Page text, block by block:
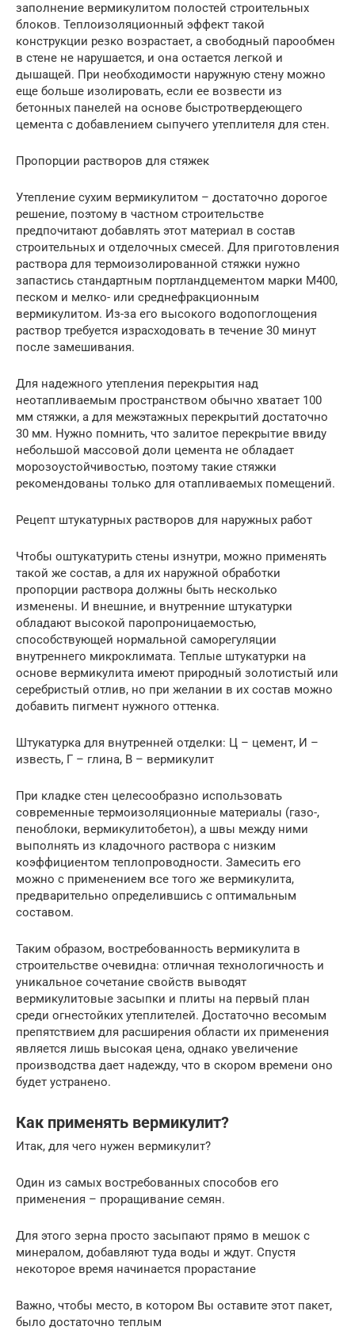
заполнение вермикулитом полостей строительных
блоков. Теплоизоляционный эффект такой
конструкции резко возрастает, а свободный парообмен
в стене не нарушается, и она остается легкой и
дышащей. При необходимости наружную стену можно
еще больше изолировать, если ее возвести из
бетонных панелей на основе быстротвердеющего
цемента с добавлением сыпучего утеплителя для стен.
Пропорции растворов для стяжек
Утепление сухим вермикулитом – достаточно дорогое
решение, поэтому в частном строительстве
предпочитают добавлять этот материал в состав
строительных и отделочных смесей. Для приготовления
раствора для термоизолированной стяжки нужно
запастись стандартным портландцементом марки М400,
песком и мелко- или среднефракционным
вермикулитом. Из-за его высокого водопоглощения
раствор требуется израсходовать в течение 30 минут
после замешивания.
Для надежного утепления перекрытия над
неотапливаемым пространством обычно хватает 100
мм стяжки, а для межэтажных перекрытий достаточно
30 мм. Нужно помнить, что залитое перекрытие ввиду
небольшой массовой доли цемента не обладает
морозоустойчивостью, поэтому такие стяжки
рекомендованы только для отапливаемых помещений.
Рецепт штукатурных растворов для наружных работ
Чтобы оштукатурить стены изнутри, можно применять
такой же состав, а для их наружной обработки
пропорции раствора должны быть несколько
изменены. И внешние, и внутренние штукатурки
обладают высокой паропроницаемостью,
способствующей нормальной саморегуляции
внутреннего микроклимата. Теплые штукатурки на
основе вермикулита имеют природный золотистый или
серебристый отлив, но при желании в их состав можно
добавить пигмент нужного оттенка.
Штукатурка для внутренней отделки: Ц – цемент, И –
известь, Г – глина, В – вермикулит
При кладке стен целесообразно использовать
современные термоизоляционные материалы (газо-,
пеноблоки, вермикулитобетон), а швы между ними
выполнять из кладочного раствора с низким
коэффициентом теплопроводности. Замесить его
можно с применением все того же вермикулита,
предварительно определившись с оптимальным
составом.
Таким образом, востребованность вермикулита в
строительстве очевидна: отличная технологичность и
уникальное сочетание свойств выводят
вермикулитовые засыпки и плиты на первый план
среди огнестойких утеплителей. Достаточно весомым
препятствием для расширения области их применения
является лишь высокая цена, однако увеличение
производства дает надежду, что в скором времени оно
будет устранено.
Как применять вермикулит?
Итак, для чего нужен вермикулит?
Один из самых востребованных способов его
применения – проращивание семян.
Для этого зерна просто засыпают прямо в мешок с
минералом, добавляют туда воды и ждут. Спустя
некоторое время начинается прорастание
Важно, чтобы место, в котором Вы оставите этот пакет,
было достаточно теплым